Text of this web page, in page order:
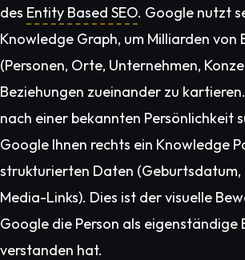
des Entity Based SEO. Google nutzt
Knowledge Graph, um Milliarden von
(Personen, Orte, Unternehmen,
Beziehungen zueinander zu
nach einer bekannten Persönlichkeit
Google Ihnen rechts ein Knowledge
strukturierten Daten (Geburtsdatum,
Media-Links). Dies ist der visuelle
Google die Person als eigenständige
verstanden hat.